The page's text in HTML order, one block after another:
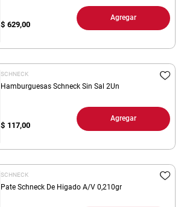
$ 629,00
Agregar
SCHNECK
Hamburguesas Schneck Sin Sal 2Un
$ 117,00
Agregar
SCHNECK
Pate Schneck De Higado A/V 0,210gr